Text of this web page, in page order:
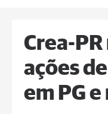
Crea-
ações
em PG